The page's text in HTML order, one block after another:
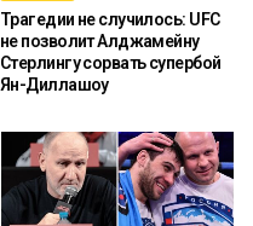
Трагедии не случилось: UFC
не позволит Алджамейну
Стерлингу сорвать супербой
Ян-Диллашоу